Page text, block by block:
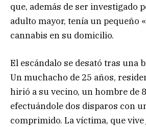
que, además de ser investigado
adulto mayor, tenía un pequeño
cannabis en su domicilio.
El escándalo se desató tras una
Un muchacho de 25 años,
hirió a su vecino, un hombre de
efectuándole dos disparos con
comprimido. La víctima, que